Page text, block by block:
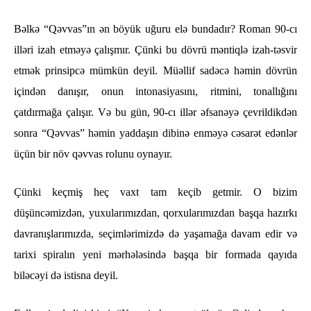
Bəlkə “Qəvvas”ın ən böyük uğuru elə bundadır? Roman 90-cı
illəri izah etməyə çalışmır. Çünki bu dövrü məntiqlə izah-təsvir
etmək prinsipcə mümkün deyil. Müəllif sadəcə həmin dövrün
içindən danışır, onun intonasiyasını, ritmini, tonallığını
çatdırmağa çalışır. Və bu gün, 90-cı illər əfsanəyə çevrildikdən
sonra “Qəvvas” həmin yaddaşın dibinə enməyə cəsarət edənlər
üçün bir növ qəvvas rolunu oynayır.
Çünki keçmiş heç vaxt tam keçib getmir. O bizim
düşüncəmizdən, yuxularımızdan, qorxularımızdan başqa hazırkı
davranışlarımızda, seçimlərimizdə də yaşamağa davam edir və
tarixi spiralın yeni mərhələsində başqa bir formada qayıda
biləcəyi də istisna deyil.